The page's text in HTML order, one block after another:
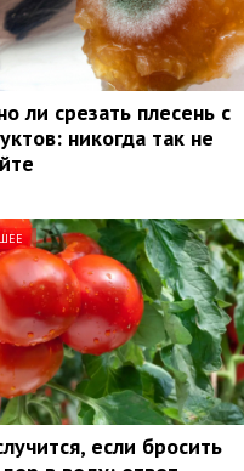
ли срезать плесень с
никогда так не
если бросить